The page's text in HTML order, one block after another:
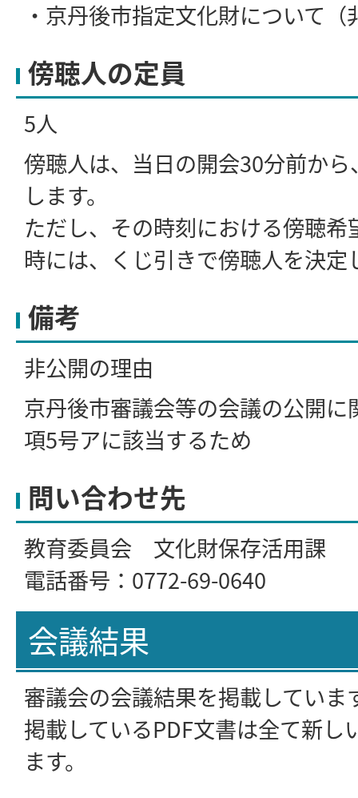
・京丹後市指定文化財について（
傍聴人の定員
5人
傍聴人は、当日の開会30分前か
します。
ただし、その時刻における傍聴
時には、くじ引きで傍聴人を決定
備考
非公開の理由
京丹後市審議会等の会議の公開
項5号アに該当するため
問い合わせ先
教育委員会 文化財保存活用課
電話番号：0772-69-0640
会議結果
審議会の会議結果を掲載していま
掲載しているPDF文書は全て新し
ます。